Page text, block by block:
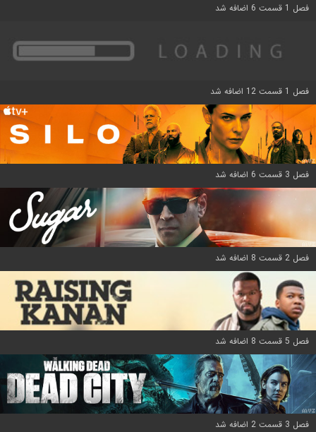
فصل 1 قسمت 6 اضافه شد
فصل 1 قسمت 12 اضافه شد
فصل 3 قسمت 6 اضافه شد
فصل 2 قسمت 8 اضافه شد
فصل 5 قسمت 8 اضافه شد
فصل 3 قسمت 2 اضافه شد